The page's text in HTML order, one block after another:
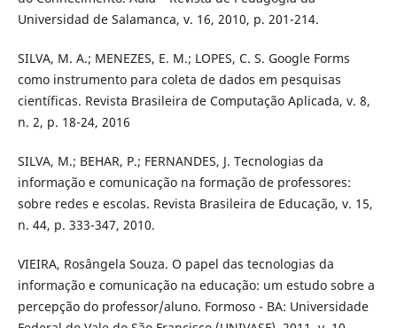
Universidad de Salamanca, v. 16, 2010, p. 201-214.
SILVA, M. A.; MENEZES, E. M.; LOPES, C. S. Google Forms
como instrumento para coleta de dados em pesquisas
científicas. Revista Brasileira de Computação Aplicada, v. 8,
n. 2, p. 18-24, 2016
SILVA, M.; BEHAR, P.; FERNANDES, J. Tecnologias da
informação e comunicação na formação de professores:
sobre redes e escolas. Revista Brasileira de Educação, v. 15,
n. 44, p. 333-347, 2010.
VIEIRA, Rosângela Souza. O papel das tecnologias da
informação e comunicação na educação: um estudo sobre a
percepção do professor/aluno. Formoso - BA: Universidade